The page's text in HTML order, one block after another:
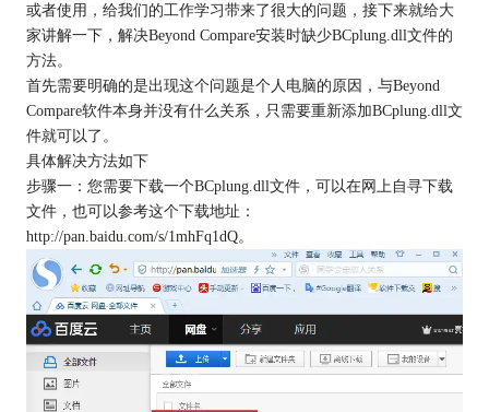
或者使用，给我们的工作学习带来了很大的问题，接下来就给大
家讲解一下，解决Beyond Compare安装时缺少BCplung.dll文件的
方法。
首先需要明确的是出现这个问题是个人电脑的原因，与Beyond
Compare软件本身并没有什么关系，只需要重新添加BCplung.dll文
件就可以了。
具体解决方法如下
步骤一：您需要下载一个BCplung.dll文件，可以在网上自寻下载
文件，也可以参考这个下载地址：
http://pan.baidu.com/s/1mhFq1dQ。